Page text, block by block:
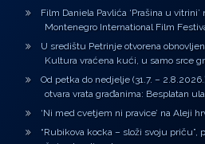
Film Daniela Pavlića ‘Prašina u vitrini’
Montenegro International Film
U središtu Petrinje otvorena
Kultura vraćena kući, u samo srce
Od petka do nedjelje (31.7. –
otvara vrata građanima: Besplatan
‘Ni med cvetjem ni pravice’ na Aleji
“Rubikova kocka – složi svoju priču”,